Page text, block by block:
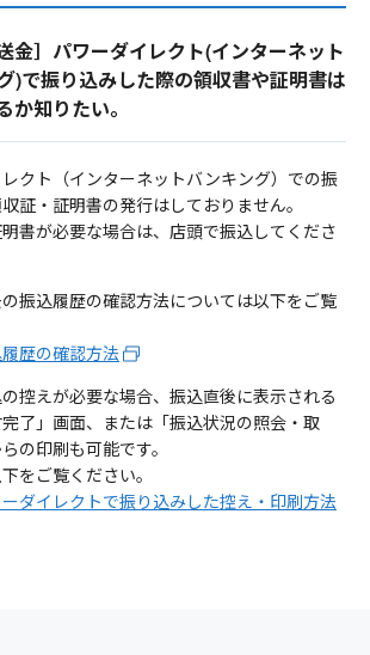
金］パワーダイレクト(インターネット
)で振り込みした際の領収書や証明書は
か知りたい。
クト（インターネットバンキング）での振
証・証明書の発行はしておりません。
書が必要な場合は、店頭で振込してくださ
振込履歴の確認方法については以下をご覧
歴の確認方法
控えが必要な場合、振込直後に表示される
完了」画面、または「振込状況の照会・取
の印刷も可能です。
をご覧ください。
ダイレクトで振り込みした控え・印刷方法